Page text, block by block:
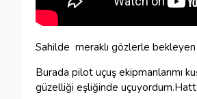
Sahilde meraklı gözlerle bekleyen
Burada pilot uçuş ekipmanlarımı
güzelliği eşliğinde